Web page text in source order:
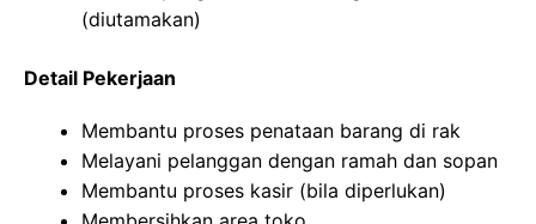
(diutamakan)
Detail Pekerjaan
Membantu proses penataan barang di rak
Melayani pelanggan dengan ramah dan sopan
Membantu proses kasir (bila diperlukan)